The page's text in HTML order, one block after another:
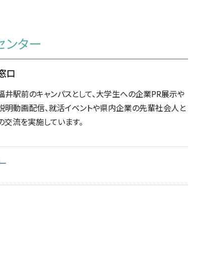
ンター
口
井駅前のキャンパスとして、大学生への企業PR展示や
明動画配信、就活イベントや県内企業の先輩社会人と
交流を実施しています。